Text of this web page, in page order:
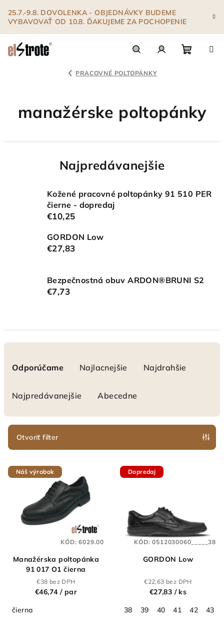
obsah
25.7.-9.8. DOVOLENKA - OBJEDNÁVKY BUDEME
VYBAVOVAŤ OD 10.8. ĎAKUJEME ZA POCHOPENIE
PRACOVNÉ POLTOPÁNKY
manažérske poltopánky
Najpredávanejšie
Kožené pracovné poltopánky 91 510 PER
čierne - dopredaj
€10,25
GORDON Low
€27,83
Bezpečnostná obuv ARDON®BRUNI S2
€7,73
p
r
o
Odporúčame Najlacnejšie Najdrahšie
Najpredávanejšie Abecedne
Otvoriť filter
V
ý
Náš výrobok
Manažérska poltopánka
91 017 O1 čierna
€38 bez DPH
€46,74 / par
čierna
KÓD:6029.00
Dopredaj
GORDON Low
€22,63 bez DPH
€27,83 / ks
38
39 40 41 42 43
KÓD:0512030060_____38